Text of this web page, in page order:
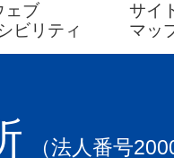
ェブ
ビリティ
サイ
マッ
（法人番号